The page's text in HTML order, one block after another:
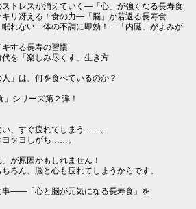
トレスが消えていく―「心」が強くなる長寿食
リ冴える！食の力―「脳」が若返る長寿食
れない…体の不調に即効！―「内臓」がよみが
する長寿の習慣
を「楽しみ尽くす」生き方
」は、何を食べているのか？
シリーズ第２弾！
、すぐ疲れてしまう……。
ヨクヨしがち……。
が原因かもしれません！
ろん、脳と心も疲れてしまうからです。
事――「心と脳が元気になる長寿食」を